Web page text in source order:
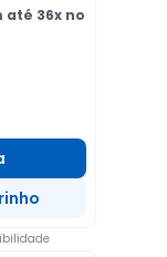
até 36x no